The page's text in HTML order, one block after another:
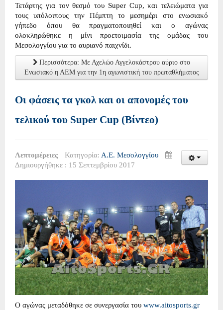
Τετάρτης για τον θεσμό του Super Cup, και τελειώματα για
τους υπόλοιπους την Πέμπτη το μεσημέρι στο ενωσιακό
γήπεδο όπου θα πραγματοποιηθεί και ο αγώνας
ολοκληρώθηκε η μίνι προετοιμασία της ομάδας του
Μεσολογγίου για το αυριανό παιχνίδι.
Περισσότερα: Με Αχελώο Αγγελοκάστρου αύριο στο
Ενωσιακό η ΑΕΜ για την 1η αγωνιστική του πρωταθλήματος
Οι φάσεις τα γκολ και οι απονομές του
τελικού του Super Cup (Βίντεο)
Λεπτομέρειες Κατηγορία: Α.Ε. Μεσολογγίου
Δημιουργήθηκε : 15 Σεπτεμβρίου 2017
Ο αγώνας μεταδόθηκε σε συνεργασία του www.aitosports.gr